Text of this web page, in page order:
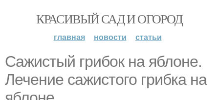
КРАСИВЫЙ САД И ОГОРОД
главная новости статьи
Сажистый грибок на яблоне.
Лечение сажистого грибка на